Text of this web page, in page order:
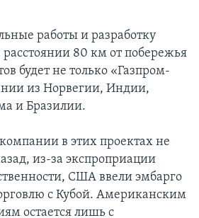
работы и разработку
80 км от побережья
будет не только «Газпром-
из Норвегии, Индии,
и Бразилии.
в этих проектах не
из-за экспроприации
США ввели эмбарго
с Кубой. Американским
остается лишь с